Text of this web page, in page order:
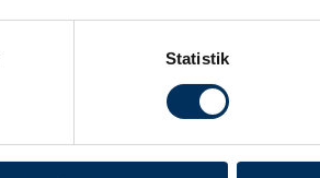
Statistik